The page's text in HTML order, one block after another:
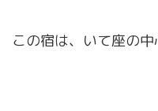
この宿は、いて座の中